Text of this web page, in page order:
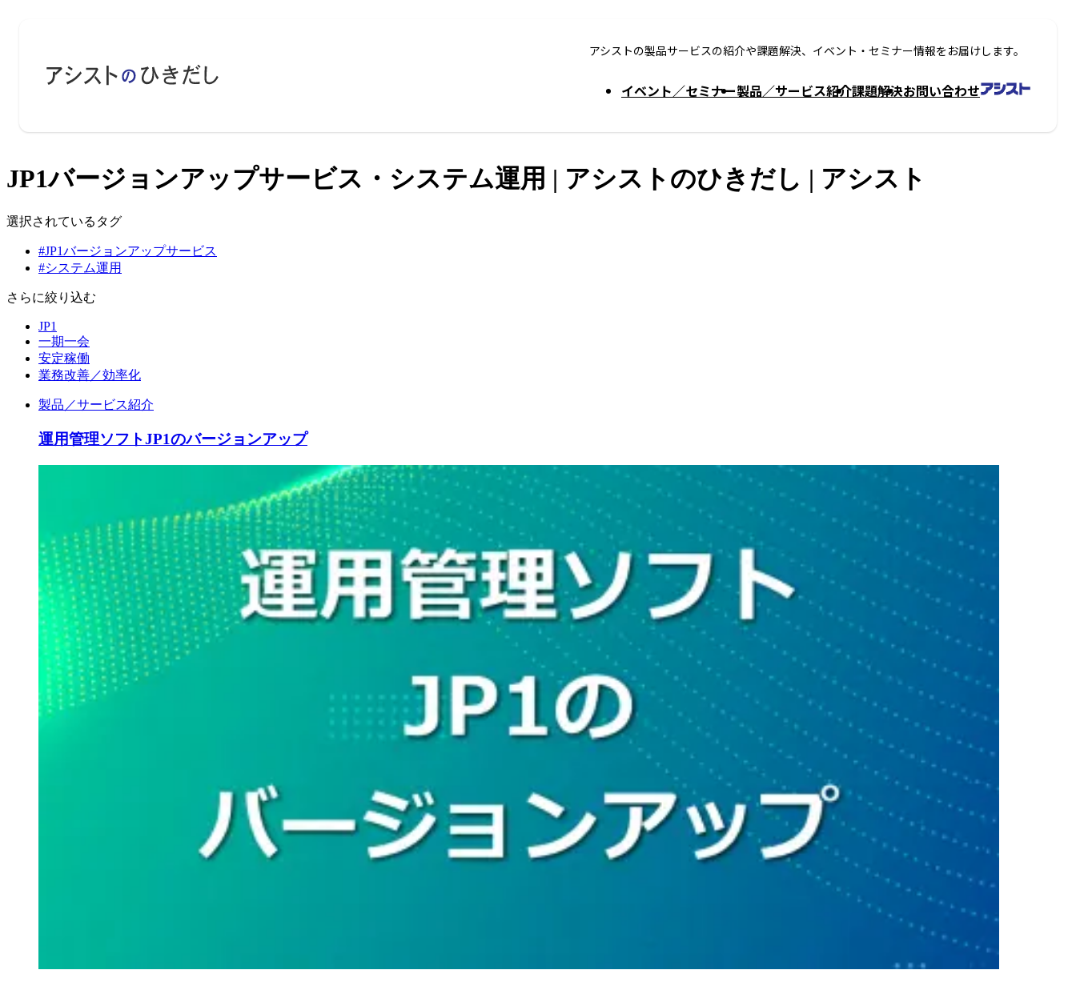
アシストの製品サービスの紹介や課題解決、イベント・セミナー情報をお届けします。
イベント／セミナー製品／サービス紹介課題解決お問い合わせ
JP1バージョンアップサービス・システム運用 | アシストのひきだし | アシスト
選択されているタグ
#JP1バージョンアップサービス
#システム運用
さらに絞り込む
JP1
一期一会
安定稼働
業務改善／効率化
製品／サービス紹介
運用管理ソフトJP1のバージョンアップ